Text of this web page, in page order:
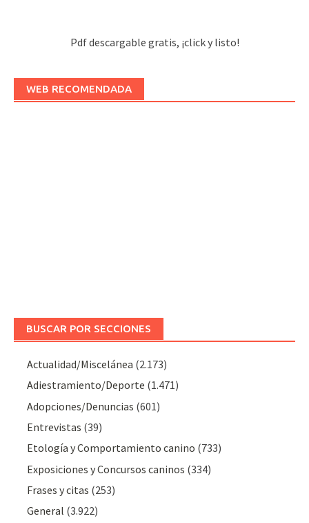
Pdf descargable gratis, ¡click y listo!
WEB RECOMENDADA
BUSCAR POR SECCIONES
Actualidad/Miscelánea (2.173)
Adiestramiento/Deporte (1.471)
Adopciones/Denuncias (601)
Entrevistas (39)
Etología y Comportamiento canino (733)
Exposiciones y Concursos caninos (334)
Frases y citas (253)
General (3.922)